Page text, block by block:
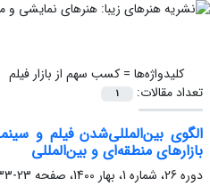
کلیدواژه‌ها =کسب سهم از بازار فیلم
تعداد مقالات:
1
الگوی بین‌المللی‌شدن فیلم و
بازارهای منطقه‌ای و بین‌المللی
دوره 26، شماره 1، بهار 1400، صفحه
23-33